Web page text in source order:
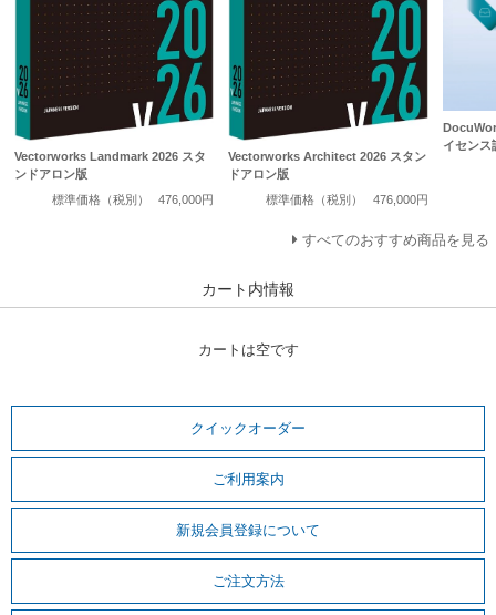
Vectorworks Landmark 2026 スタ
ンドアロン版
標準価格（税別）
476,000円
Vectorworks Architect 2026 スタン
ドアロン版
標準価格（税別）
476,000円
イセンス
すべてのおすすめ商品を見る
カート内情報
カートは空です
クイックオーダー
ご利用案内
新規会員登録について
ご注文方法